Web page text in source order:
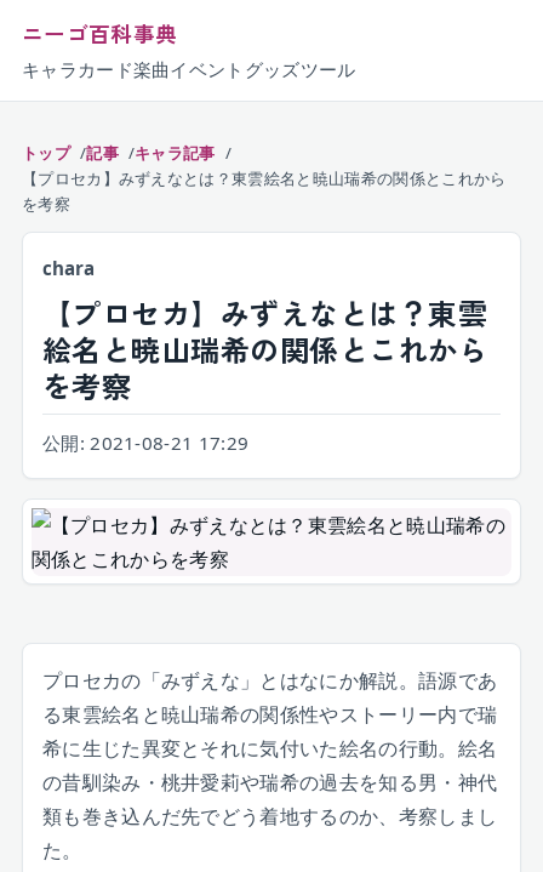
ニーゴ百科事典
キャラ カード楽曲イベント グッズツール
トップ 記事
キャラ記事
【プロセカ】みずえなとは？東雲絵名と暁山瑞希の関係とこれから
を考察
chara
【プロセカ】みずえなとは？東雲
絵名と暁山瑞希の関係とこれから
を考察
公開:2021-08-21 17:29
プロセカの「みずえな」とはなにか解説。語源であ
る東雲絵名と暁山瑞希の関係性やストーリー内で瑞
希に生じた異変とそれに気付いた絵名の行動。絵名
の昔馴染み・桃井愛莉や瑞希の過去を知る男・神代
類も巻き込んだ先でどう着地するのか、考察しまし
た。